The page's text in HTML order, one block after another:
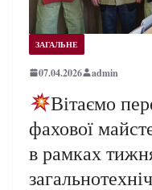
ЗАГАЛЬНЕ
07.04.2026 admin
Вітаємо
фахової
в рамках